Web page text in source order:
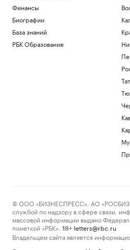
Финансы
Биографии
База знаний
РБК Образование
© ООО «БИЗНЕСПРЕСС», АО
службой по надзору в сфере связи,
массовой информации выдано
пометкой «РБК».
18+ letters@rbc.ru
Владельцем сайта является